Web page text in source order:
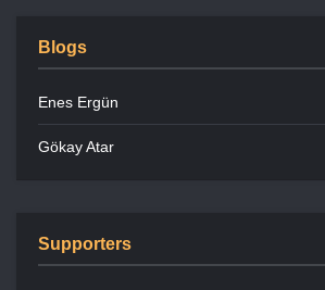
Blogs
Enes Ergün
Gökay Atar
Supporters